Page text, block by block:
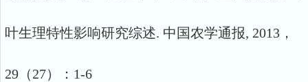
叶生理特性影响研究综述. 中国农学通报, 2013，
29（27）：1-6